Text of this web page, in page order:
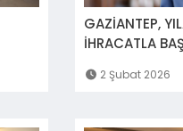
GAZİANTEP,
İHRACATLA
2 Şubat 2026